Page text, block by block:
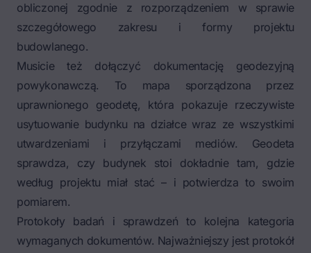
obliczonej zgodnie z rozporządzeniem w sprawie
szczegółowego zakresu i formy projektu
budowlanego.
Musicie też dołączyć dokumentację geodezyjną
powykonawczą. To mapa sporządzona przez
uprawnionego geodetę, która pokazuje rzeczywiste
usytuowanie budynku na działce wraz ze wszystkimi
utwardzeniami i przyłączami mediów. Geodeta
sprawdza, czy budynek stoi dokładnie tam, gdzie
według projektu miał stać – i potwierdza to swoim
pomiarem.
Protokoły badań i sprawdzeń to kolejna kategoria
wymaganych dokumentów. Najważniejszy jest protokół